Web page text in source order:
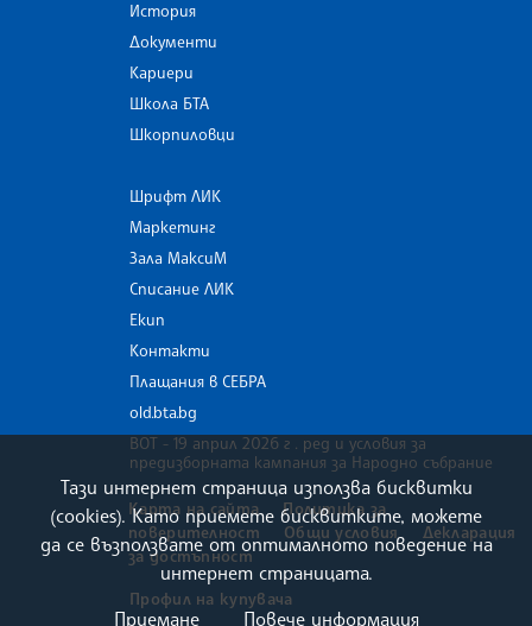
История
Документи
Кариери
Школа БТА
Шкорпиловци
Шрифт ЛИК
Маркетинг
Зала МаксиМ
Списание ЛИК
Екип
Контакти
Плащания в СЕБРА
old.bta.bg
ВОТ - 19 април 2026 г . ред и условия за
предизборната кампания за Народно събрание
Карта на сайта
Политика за
поверителност
Общи условия
Декларация
за достъпност
Профил на купувача
Тази интернет страница използва бисквитки
(cookies). Като приемете бисквитките, можете
да се възползвате от оптималното поведение на
интернет страницата.
Приемане
Повече информация